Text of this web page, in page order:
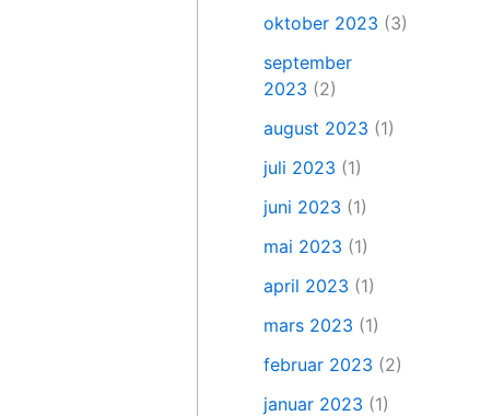
oktober 2023 (3)
september
2023 (2)
august 2023 (1)
juli 2023 (1)
juni 2023 (1)
mai 2023 (1)
april 2023 (1)
mars 2023 (1)
februar 2023 (2)
januar 2023 (1)